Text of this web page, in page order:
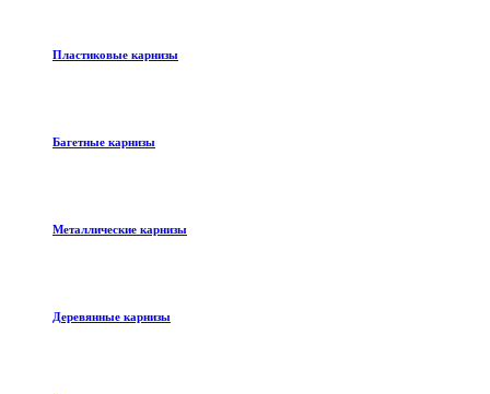
Пластиковые карнизы
Багетные карнизы
Металлические карнизы
Деревянные карнизы